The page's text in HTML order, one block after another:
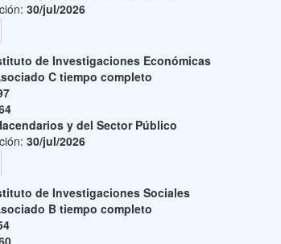
30/jul/2026
de Investigaciones Económicas
C tiempo completo
y del Sector Público
30/jul/2026
de Investigaciones Sociales
B tiempo completo